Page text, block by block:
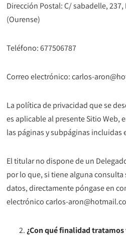
Dirección Postal: C/ sabadelle, 237,
(Ourense)
Teléfono: 677506787
Correo electrónico: carlos-
La política de privacidad que se
es aplicable al presente Sitio Web,
las páginas y subpáginas incluidas
El titular no dispone de un
por lo que, si tiene alguna
datos, directamente póngase en
electrónico carlos-
¿Con qué finalidad tratamos